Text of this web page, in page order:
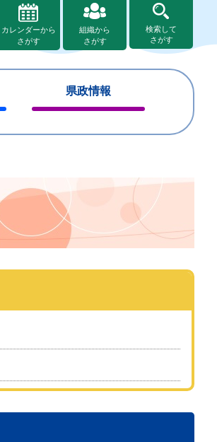
カレンダーから
さがす
組織から
さがす
検索して
さがす
県政情報
じ